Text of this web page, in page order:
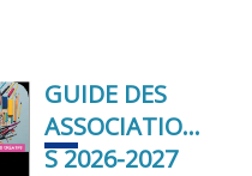
GUIDE DES
ASSOCIATION
S 2026-2027